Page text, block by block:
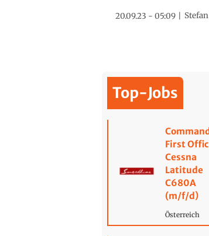
20.09.23 - 05:09
Top-Jobs
First
Cessna
Latitude
C680A
(m/f/d)
Österreich